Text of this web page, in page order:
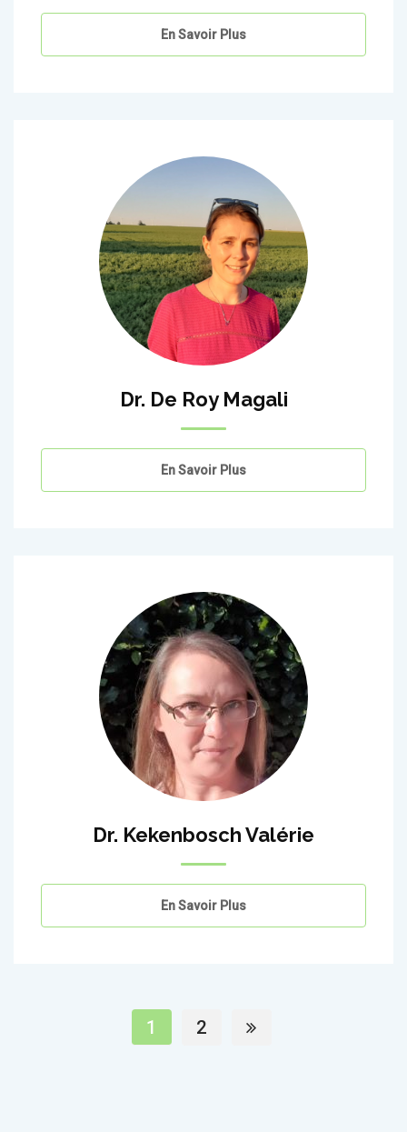
En Savoir Plus
Dr. De Roy Magali
En Savoir Plus
Dr. Kekenbosch Valérie
En Savoir Plus
1 2